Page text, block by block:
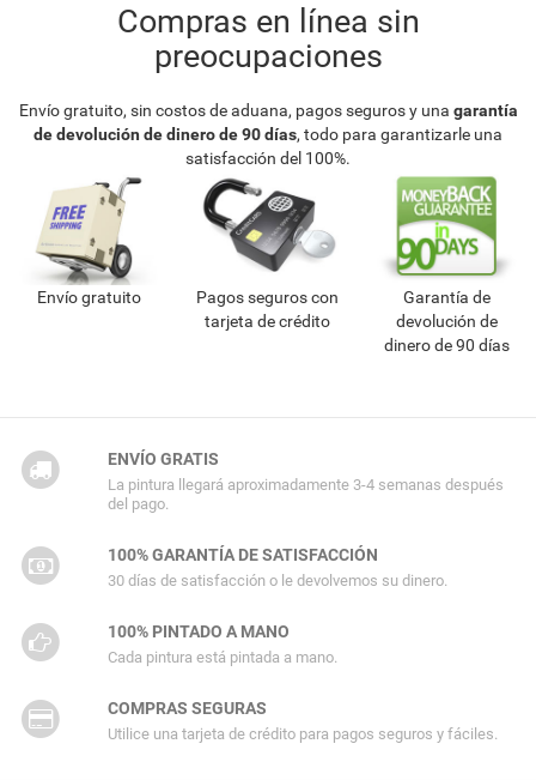
Compras en línea sin
preocupaciones
Envío gratuito, sin costos de aduana, pagos seguros y una garantía
de devolución de dinero de 90 días, todo para garantizarle una
satisfacción del 100%.
Envío gratuito
Pagos seguros con
tarjeta de crédito
Garantía de
devolución de
dinero de 90 días
ENVÍO GRATIS
La pintura llegará aproximadamente 3-4 semanas después
del pago.
100% GARANTÍA DE SATISFACCIÓN
30 días de satisfacción o le devolvemos su dinero.
100% PINTADO A MANO
Cada pintura está pintada a mano.
COMPRAS SEGURAS
Utilice una tarjeta de crédito para pagos seguros y fáciles.